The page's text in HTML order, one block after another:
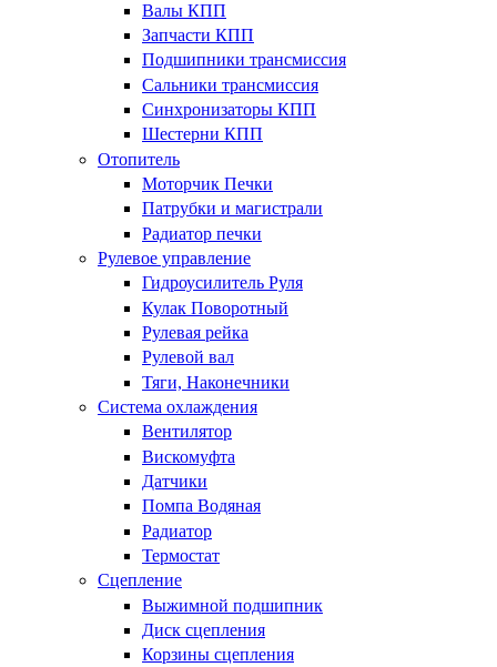
Валы КПП
Запчасти КПП
Подшипники трансмиссия
Сальники трансмиссия
Синхронизаторы КПП
Шестерни КПП
Отопитель
Моторчик Печки
Патрубки и магистрали
Радиатор печки
Рулевое управление
Гидроусилитель Руля
Кулак Поворотный
Рулевая рейка
Рулевой вал
Тяги, Наконечники
Система охлаждения
Вентилятор
Вискомуфта
Датчики
Помпа Водяная
Радиатор
Термостат
Сцепление
Выжимной подшипник
Диск сцепления
Корзины сцепления